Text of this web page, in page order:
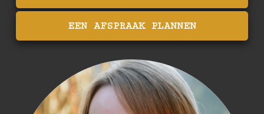
EEN AFSPRAAK PLANNEN